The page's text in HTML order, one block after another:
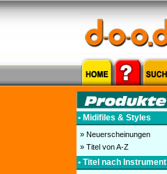
• Midifiles & Styles
» Neuerscheinungen
» Titel von A-Z
• Titel nach Instrument